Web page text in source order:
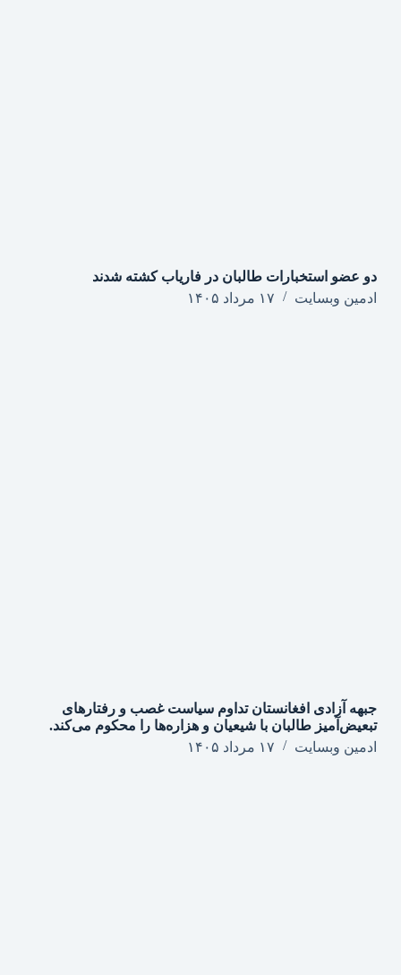
دو عضو استخبارات طالبان در فاریاب کشته شدند
ادمین وبسایت
۱۷ مرداد ۱۴۰۵
جبهه آزادی افغانستان تداوم سیاست غصب و رفتارهای
تبعیض‌آمیز طالبان با شیعیان و هزاره‌ها را محکوم می‌کند.
ادمین وبسایت
۱۷ مرداد ۱۴۰۵